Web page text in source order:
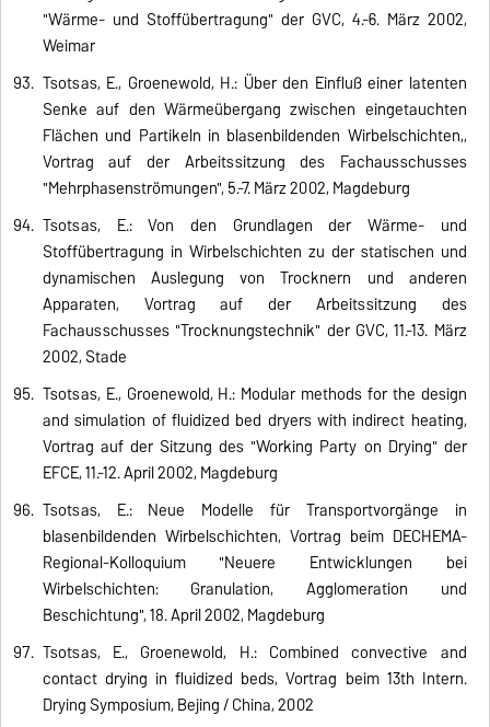
"Wärme- und Stoffübertragung" der GVC, 4.-6. März 2002,
Weimar
Tsotsas, E., Groenewold, H.: Über den Einfluß einer latenten
Senke auf den Wärmeübergang zwischen eingetauchten
Flächen und Partikeln in blasenbildenden Wirbelschichten,,
Vortrag auf der Arbeitssitzung des Fachausschusses
"Mehrphasenströmungen", 5.-7. März 2002, Magdeburg
Tsotsas, E.: Von den Grundlagen der Wärme- und
Stoffübertragung in Wirbelschichten zu der statischen und
dynamischen Auslegung von Trocknern und anderen
Apparaten, Vortrag auf der Arbeitssitzung des
Fachausschusses "Trocknungstechnik" der GVC, 11.-13. März
2002, Stade
Tsotsas, E., Groenewold, H.: Modular methods for the design
and simulation of fluidized bed dryers with indirect heating,
Vortrag auf der Sitzung des "Working Party on Drying" der
EFCE, 11.-12. April 2002, Magdeburg
Tsotsas, E.: Neue Modelle für Transportvorgänge in
blasenbildenden Wirbelschichten, Vortrag beim DECHEMA-
Regional-Kolloquium "Neuere Entwicklungen bei
Wirbelschichten: Granulation, Agglomeration und
Beschichtung", 18. April 2002, Magdeburg
Tsotsas, E., Groenewold, H.: Combined convective and
contact drying in fluidized beds, Vortrag beim 13th Intern.
Drying Symposium, Beijing / China, 2002